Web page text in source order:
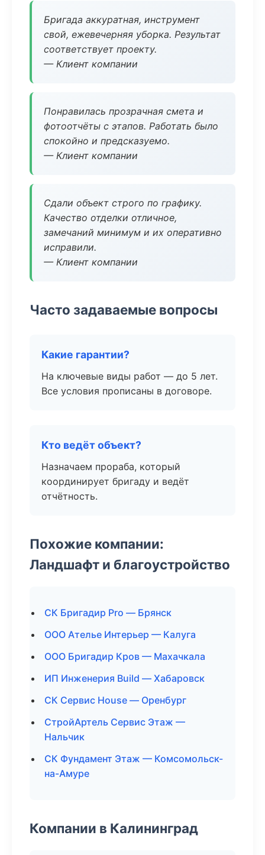
Бригада аккуратная, инструмент
свой, ежевечерняя уборка. Результат
соответствует проекту.
— Клиент компании
Понравилась прозрачная смета и
фотоотчёты с этапов. Работать было
спокойно и предсказуемо.
— Клиент компании
Сдали объект строго по графику.
Качество отделки отличное,
замечаний минимум и их оперативно
исправили.
— Клиент компании
Часто задаваемые вопросы
Какие гарантии?
На ключевые виды работ — до 5 лет.
Все условия прописаны в договоре.
Кто ведёт объект?
Назначаем прораба, который
координирует бригаду и ведёт
отчётность.
Похожие компании:
Ландшафт и благоустройство
СК Бригадир Pro — Брянск
ООО Ателье Интерьер — Калуга
ООО Бригадир Кров — Махачкала
ИП Инженерия Build — Хабаровск
СК Сервис House — Оренбург
СтройАртель Сервис Этаж —
Нальчик
СК Фундамент Этаж — Комсомольск-
на-Амуре
Компании в Калининград